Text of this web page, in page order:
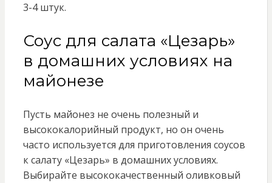
3-4 штук.
Соус для салата «Цезарь»
в домашних условиях на
майонезе
Пусть майонез не очень полезный и
высококалорийный продукт, но он очень
часто используется для приготовления соусов
к салату «Цезарь» в домашних условиях.
Выбирайте высококачественный оливковый